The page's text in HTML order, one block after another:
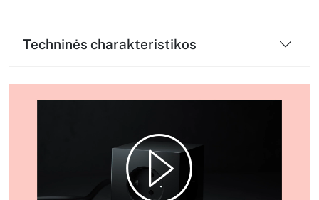
Techninės charakteristikos